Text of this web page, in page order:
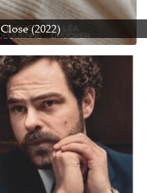
Close (2022)